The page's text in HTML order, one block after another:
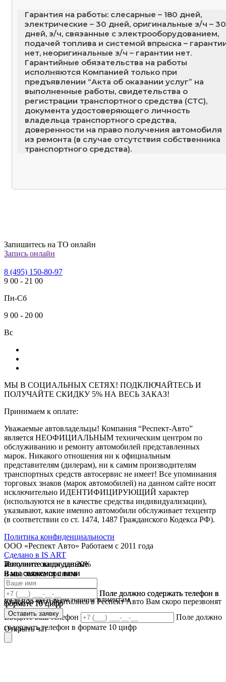
Гарантия на работы: слесарные – 180 дней,
электрические – 30 дней, оригинальные з/ч – 30
дней, з/ч, связанные с электрооборудованием,
подачей топлива и системой впрыска –
нет, неоригинальные з/ч – гарантии нет.
Гарантийные обязательства на работы
исполняются Компанией только при
предъявлении “Акта об оказании услуг” на
выполненные работы, свидетельства о
регистрации транспортного средства (СТС),
документа удостоверяющего личность
владельца транспортного средства,
доверенности на право получения автомобиля
из ремонта (в случае отсутствия собственника
транспортного средства).
Запишитесь на ТО онлайн
Запись онлайн
8 (495) 150-80-97
9 00 - 21 00
Пн-Сб
9 00 - 20 00
Вс
МЫ В СОЦИАЛЬНЫХ СЕТЯХ! ПОДКЛЮЧАЙТЕСЬ И
ПОЛУЧАЙТЕ СКИДКУ 5% НА ВЕСЬ ЗАКАЗ!
Принимаем к оплате:
Уважаемые автовладельцы! Компания “Респект-Авто”
является НЕОФИЦИАЛЬНЫМ техническим центром по
обслуживанию и ремонту автомобилей представленных
марок. Никакого отношения ни к официальным
представителям (дилерам), ни к самим производителям
транспортных средств автосервис не имеет! Все упоминания
торговых знаков (марок автомобилей) на данном сайте носят
исключительно ИДЕНТИФИЦИРУЮЩИЙ характер
(используются не в качестве средства индивидуализации),
указывают, какие именно автомобили обслуживает техцентр
(в соответствии со ст. 1474, 1487 Гражданского Кодекса РФ).
Политика конфиденциальности
ООО «Респект Авто» Работаем с 2011 года
Сделано в IS ART
Заполните ваши данные
и мы свяжемся с вами
Поле должно содержать телефон в
формате 10 цифр
Оставить заявку
Получите скидку до 20%
В течении 10 дней
мы предоставляем скидку
на все услуги всем нашим клиентам
Введите ваш телефон
Поле должно
содержать телефон в формате 10 цифр
Заполните ваши данные
и мы свяжемся с вами
Поле должно содержать телефон в
формате 10 цифр
Оставить заявку
✓
Ваша заявка принята
✓
Ваш ответ принят
Спасибо что обратились в Респект Авто Вам скоро перезвонят
Открыть чат